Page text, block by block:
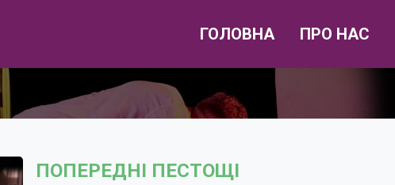
ГОЛОВНА ПРО НАС
ПОПЕРЕДНІ ПЕСТОЩІ